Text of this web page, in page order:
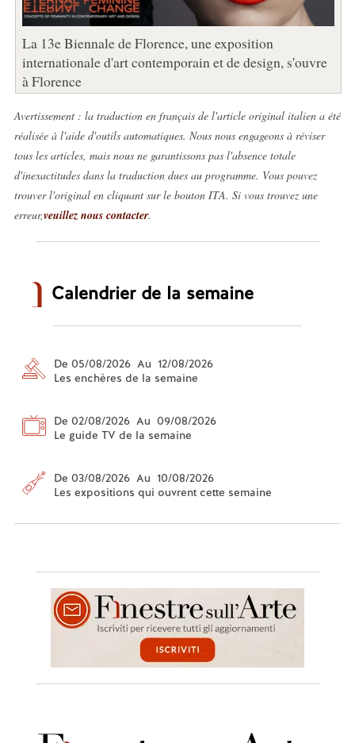
La 13e Biennale de Florence, une exposition
internationale d'art contemporain et de design, s'ouvre
à Florence
Avertissement : la traduction en français de l'article original italien a été
réalisée à l'aide d'outils automatiques. Nous nous engageons à réviser
tous les articles, mais nous ne garantissons pas l'absence totale
d'inexactitudes dans la traduction dues au programme. Vous pouvez
trouver l'original en cliquant sur le bouton ITA. Si vous trouvez une
erreur,veuillez nous contacter.
Calendrier de la semaine
De 05/08/2026 Au 12/08/2026
Les enchères de la semaine
De 02/08/2026 Au 09/08/2026
Le guide TV de la semaine
De 03/08/2026 Au 10/08/2026
Les expositions qui ouvrent cette semaine